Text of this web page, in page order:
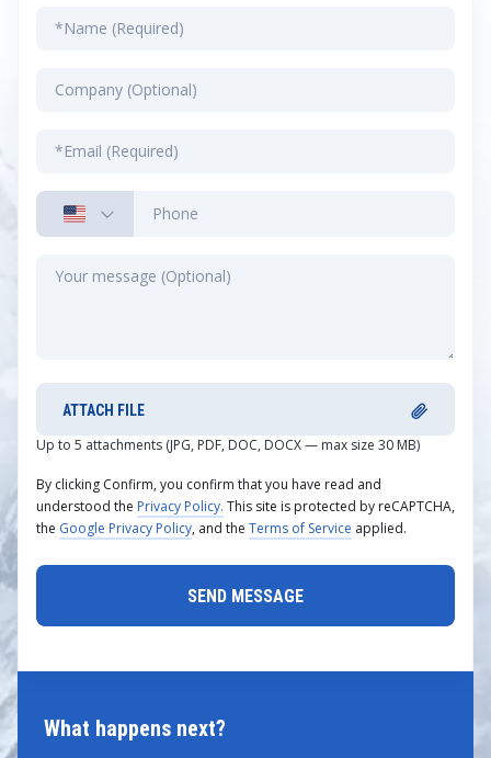
What happens next?
ATTACH FILE
Up to 5 attachments (JPG, PDF, DOC, DOCX — max size 30 MB)
By clicking Confirm, you confirm that you have read and
understood the Privacy Policy. This site is protected by reCAPTCHA,
the Google Privacy Policy, and the Terms of Service applied.